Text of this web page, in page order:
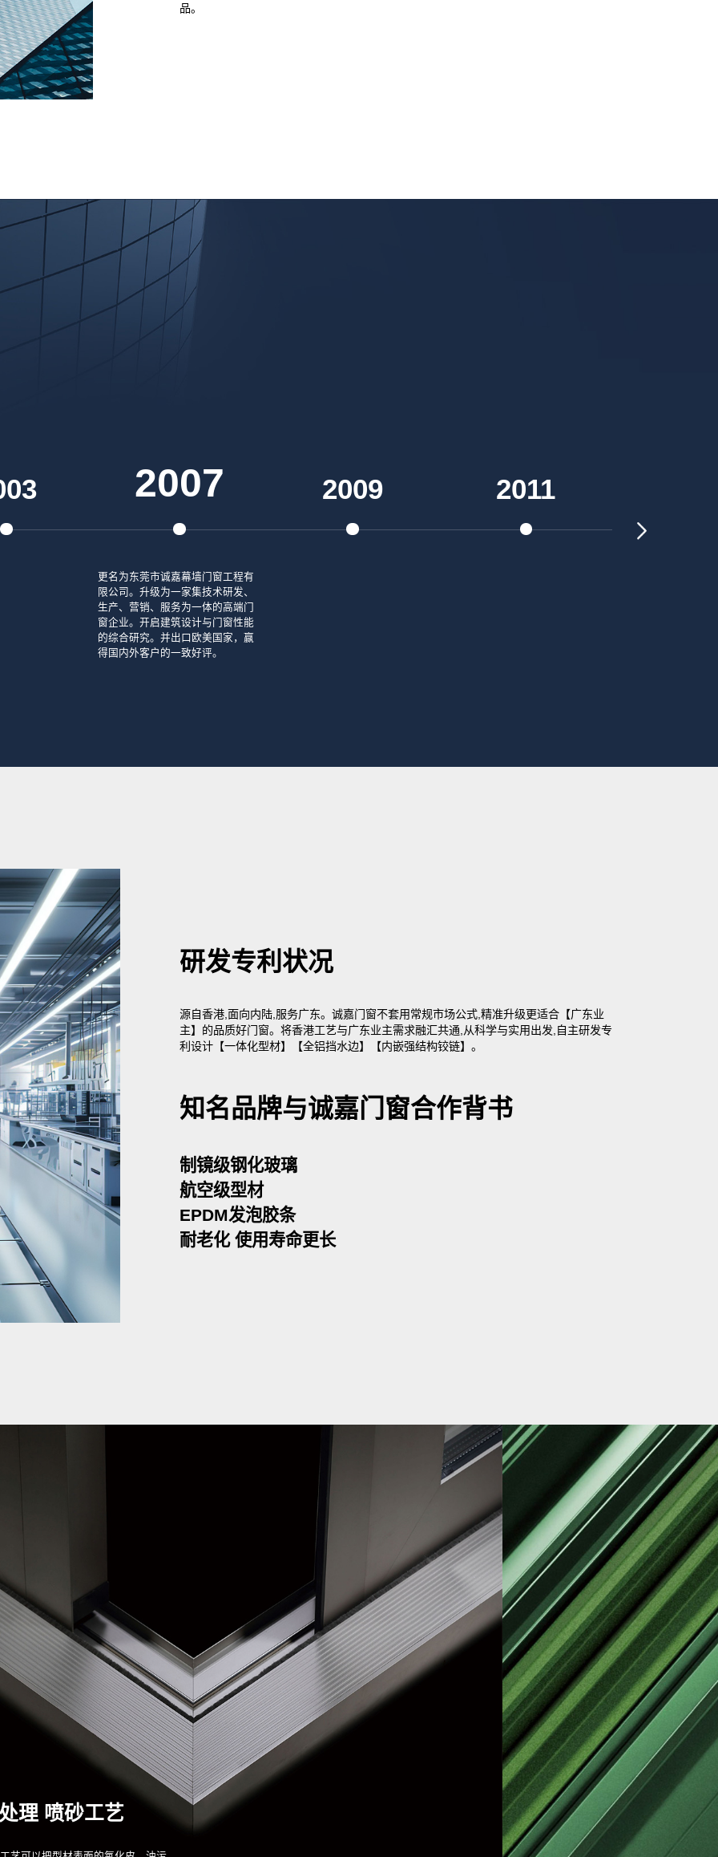
品。
2007 2009 2011
更名为东莞市诚嘉幕墙门窗工程有
限公司。升级为一家集技术研发、
生产、营销、服务为一体的高端门
窗企业。开启建筑设计与门窗性能
的综合研究。并出口欧美国家，赢
得国内外客户的一致好评。
研发专利状况
源自香港,面向内陆,服务广东。诚嘉门窗不套用常规市场公式,精准升级更适合【广东业
主】的品质好门窗。将香港工艺与广东业主需求融汇共通,从科学与实用出发,自主研发专
利设计【一体化型材】【全铝挡水边】【内嵌强结构铰链】。
知名品牌与诚嘉门窗合作背书
制镜级钢化玻璃
航空级型材
EPDM发泡胶条
耐老化 使用寿命更长
理 喷砂工艺